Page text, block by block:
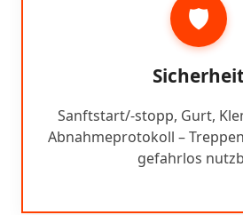
🛡️
Sanftstart/-stopp, Gurt,
Abnahmeprotokoll –
gefahrlos